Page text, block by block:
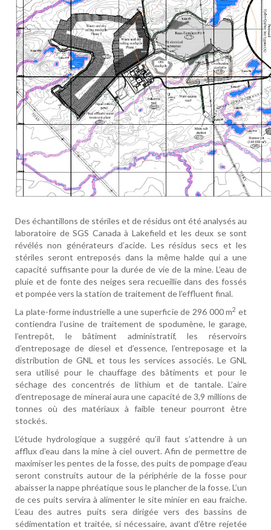
Des échantillons de stériles et de résidus ont été analysés au
laboratoire de SGS Canada à Lakefield et les deux se sont
révélés non générateurs d’acide. Les résidus secs et les
stériles seront entreposés dans la même halde qui a une
capacité suffisante pour la durée de vie de la mine. L’eau de
pluie et de fonte des neiges sera recueillie dans des fossés
et pompée vers la station de traitement de l’effluent final.
La plate-forme industrielle a une superficie de 296 000 m2 et
contiendra l’usine de traitement de spodumène, le garage,
l’entrepôt, le bâtiment administratif, les réservoirs
d’entreposage de diesel et d’essence, l’entreposage et la
distribution de GNL et tous les services associés. Le GNL
sera utilisé pour le chauffage des bâtiments et pour le
séchage des concentrés de lithium et de tantale. L’aire
d’entreposage de minerai aura une capacité de 3,9 millions de
tonnes où des matériaux à faible teneur pourront être
stockés.
L’étude hydrologique a suggéré qu’il faut s’attendre à un
afflux d’eau dans la mine à ciel ouvert. Afin de permettre de
maximiser les pentes de la fosse, des puits de pompage d’eau
seront construits autour de la périphérie de la fosse pour
abaisser la nappe phréatique sous le plancher de la fosse. L’un
de ces puits servira à alimenter le site minier en eau fraiche.
L’eau des autres puits sera dirigée vers des bassins de
sédimentation et traitée, si nécessaire, avant d’être rejetée